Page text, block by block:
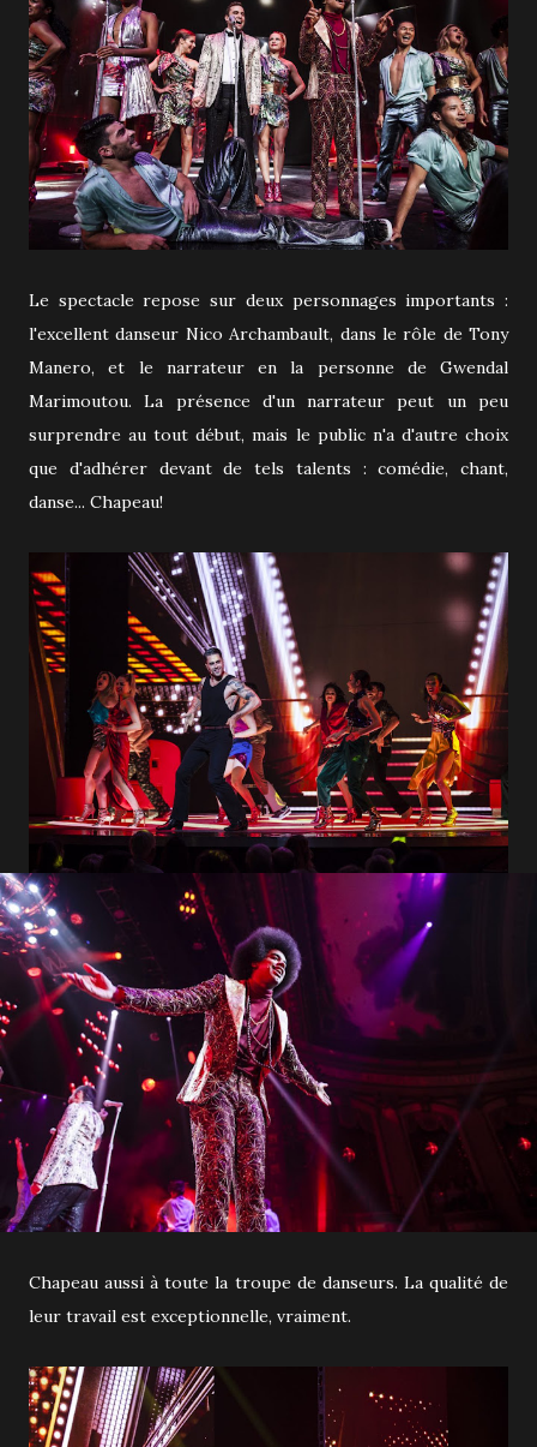
Le spectacle repose sur deux personnages importants :
l'excellent danseur Nico Archambault, dans le rôle de Tony
Manero, et le narrateur en la personne de Gwendal
Marimoutou. La présence d'un narrateur peut un peu
surprendre au tout début, mais le public n'a d'autre choix
que d'adhérer devant de tels talents : comédie, chant,
danse... Chapeau!
Chapeau aussi à toute la troupe de danseurs. La qualité de
leur travail est exceptionnelle, vraiment.